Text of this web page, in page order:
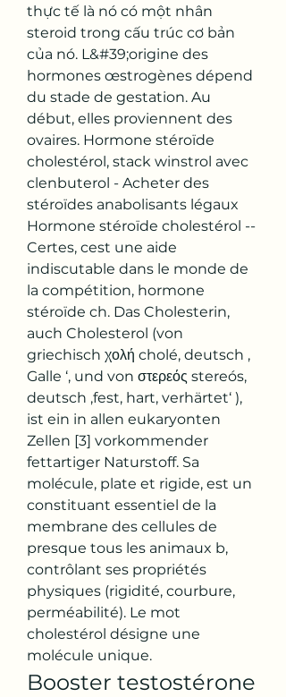
thực tế là nó có một nhân
steroid trong cấu trúc cơ bản
của nó. L&#39;origine des
hormones œstrogènes dépend
du stade de gestation. Au
début, elles proviennent des
ovaires. Hormone stéroïde
cholestérol, stack winstrol avec
clenbuterol - Acheter des
stéroïdes anabolisants légaux
Hormone stéroïde cholestérol --
Certes, cest une aide
indiscutable dans le monde de
la compétition, hormone
stéroïde ch. Das Cholesterin,
auch Cholesterol (von
griechisch χολή cholé, deutsch ‚
Galle ‘, und von στερεός stereós,
deutsch ‚fest, hart, verhärtet‘ ),
ist ein in allen eukaryonten
Zellen [3] vorkommender
fettartiger Naturstoff. Sa
molécule, plate et rigide, est un
constituant essentiel de la
membrane des cellules de
presque tous les animaux b,
contrôlant ses propriétés
physiques (rigidité, courbure,
perméabilité). Le mot
cholestérol désigne une
molécule unique.
Booster testostérone